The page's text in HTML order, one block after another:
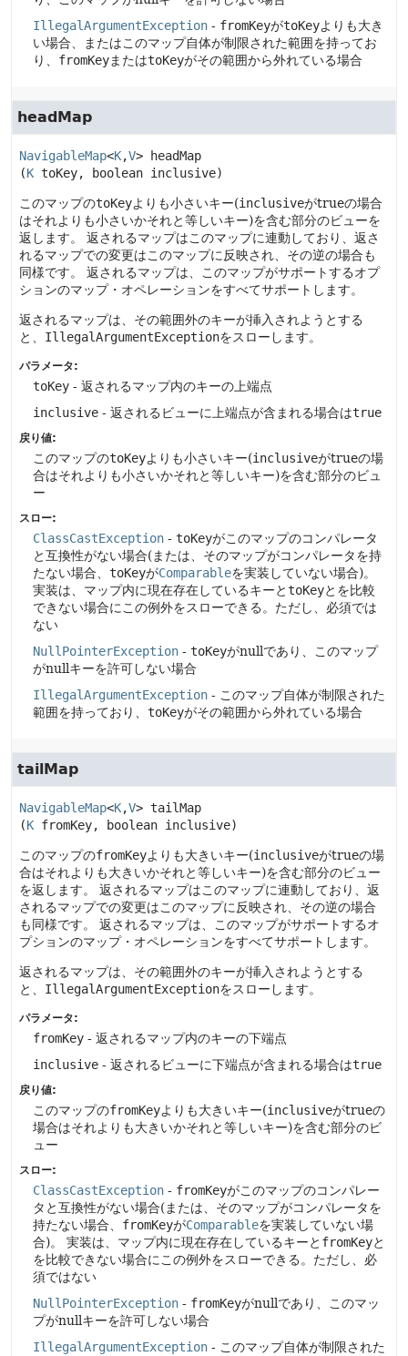
IllegalArgumentException - fromKeyがtoKeyよりも大き
い場合、またはこのマップ自体が制限された範囲を持ってお
り、 fromKeyまたはtoKeyがその範囲から外れている場合
headMap
NavigableMap<K,V>
headMap
(K toKey, boolean inclusive)
このマップのtoKeyよりも小さいキー(inclusiveがtrueの場合
はそれよりも小さいかそれと等しいキー)を含む部分のビューを
返します。
返されるマップはこのマップに連動しており、返さ
れるマップでの変更はこのマップに反映され、その逆の場合も
同様です。
返されるマップは、このマップがサポートするオプ
ションのマップ・オペレーションをすべてサポートします。
返されるマップは、その範囲外のキーが挿入されようとする
と、 IllegalArgumentExceptionをスローします。
パラメータ:
toKey - 返されるマップ内のキーの上端点
inclusive - 返されるビューに上端点が含まれる場合はtrue
戻り値:
このマップのtoKeyよりも小さいキー(inclusiveがtrueの場
合はそれよりも小さいかそれと等しいキー)を含む部分のビュ
ー
スロー:
ClassCastException - toKeyがこのマップのコンパレータ
と互換性がない場合(または、そのマップがコンパレータを持
たない場合、 toKeyがComparableを実装していない場合)。
実装は、マップ内に現在存在しているキーとtoKeyとを比較
できない場合にこの例外をスローできる。ただし、必須では
ない
NullPointerException - toKeyがnullであり、このマップ
がnullキーを許可しない場合
IllegalArgumentException - このマップ自体が制限された
範囲を持っており、 toKeyがその範囲から外れている場合
tailMap
NavigableMap<K,V> tailMap
(K fromKey, boolean inclusive)
このマップのfromKeyよりも大きいキー(inclusiveがtrueの場
合はそれよりも大きいかそれと等しいキー)を含む部分のビュー
を返します。
返されるマップはこのマップに連動しており、返
されるマップでの変更はこのマップに反映され、その逆の場合
も同様です。
返されるマップは、このマップがサポートするオ
プションのマップ・オペレーションをすべてサポートします。
返されるマップは、その範囲外のキーが挿入されようとする
と、 IllegalArgumentExceptionをスローします。
パラメータ:
fromKey - 返されるマップ内のキーの下端点
inclusive - 返されるビューに下端点が含まれる場合はtrue
戻り値:
このマップのfromKeyよりも大きいキー(inclusiveがtrueの
場合はそれよりも大きいかそれと等しいキー)を含む部分のビ
ュー
スロー:
ClassCastException - fromKeyがこのマップのコンパレー
タと互換性がない場合(または、そのマップがコンパレータを
持たない場合、 fromKeyがComparableを実装していない場
合)。
実装は、マップ内に現在存在しているキーと fromKeyと
を比較できない場合にこの例外をスローできる。ただし、必
須ではない
NullPointerException - fromKeyがnullであり、このマッ
プがnullキーを許可しない場合
IllegalArgumentException - このマップ自体が制限された